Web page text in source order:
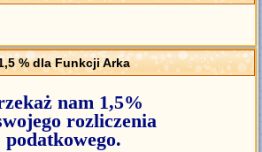
% dla Funkcji Arka
nam 1,5%
rozliczenia
podatkowego.